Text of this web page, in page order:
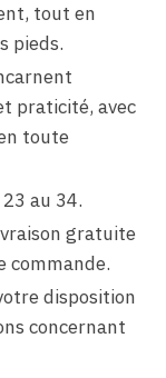
tout en
pieds.
praticité, avec
toute
au 34.
gratuite
commande.
disposition
concernant